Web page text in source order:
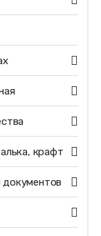
крафт